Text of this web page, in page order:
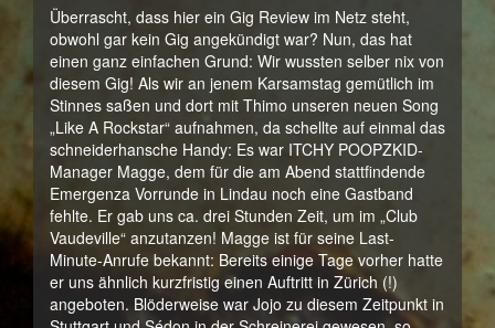
Überrascht, dass hier ein Gig Review im Netz steht,
obwohl gar kein Gig angekündigt war? Nun, das hat
einen ganz einfachen Grund: Wir wussten selber nix von
diesem Gig! Als wir an jenem Karsamstag gemütlich im
Stinnes saßen und dort mit Thimo unseren neuen Song
„Like A Rockstar“ aufnahmen, da schellte auf einmal das
schneiderhansche Handy: Es war ITCHY POOPZKID-
Manager Magge, dem für die am Abend stattfindende
Emergenza Vorrunde in Lindau noch eine Gastband
fehlte. Er gab uns ca. drei Stunden Zeit, um im „Club
Vaudeville“ anzutanzen! Magge ist für seine Last-
Minute-Anrufe bekannt: Bereits einige Tage vorher hatte
er uns ähnlich kurzfristig einen Auftritt in Zürich (!)
angeboten. Blöderweise war Jojo zu diesem Zeitpunkt in